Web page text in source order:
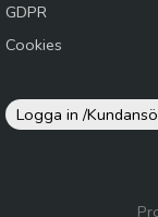
GDPR
Cookies
Logga in /